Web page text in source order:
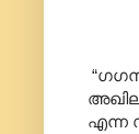
“
എന്ന